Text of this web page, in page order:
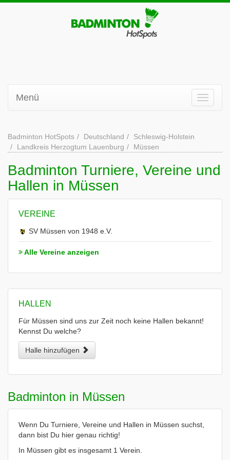
Menü
Badminton HotSpots Deutschland
Schleswig-Holstein
Landkreis Herzogtum Lauenburg
Müssen
Badminton Turniere, Vereine und
Hallen in Müssen
VEREINE
SV Müssen von 1948 e.V.
Alle Vereine anzeigen
HALLEN
Für Müssen sind uns zur Zeit noch keine Hallen bekannt!
Kennst Du welche?
Halle hinzufügen
Badminton in Müssen
Wenn Du Turniere, Vereine und Hallen in Müssen suchst,
dann bist Du hier genau richtig!
In Müssen gibt es insgesamt 1 Verein.